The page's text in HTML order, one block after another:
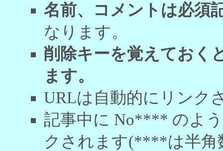
名前、コメントは必須
なります。
削除キーを覚えておく
ます。
URLは自動的にリンク
記事中に No**** のよ
クされます(****は半角